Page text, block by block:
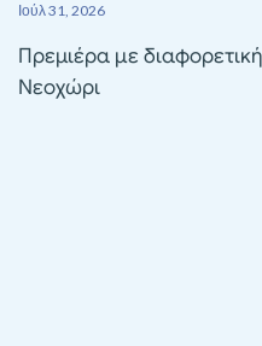
Ιούλ 31, 2026
Πρεμιέρα με
Νεοχώρι